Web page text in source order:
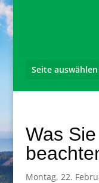
Seite auswählen
Was
Montag, 22.